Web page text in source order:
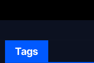
Tags